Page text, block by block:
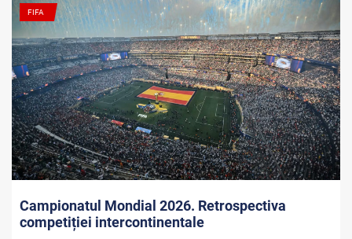
FIFA
Campionatul Mondial 2026. Retrospectiva
competiției intercontinentale